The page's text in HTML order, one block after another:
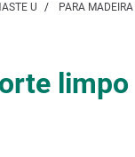
U PARA
limpo